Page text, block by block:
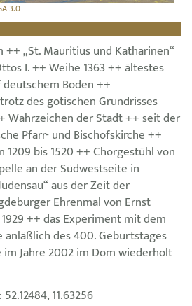
3.0
„St. Mauritius und Katharinen“
I. ++ Weihe 1363 ++ ältestes
Boden ++
des gotischen Grundrisses
Wahrzeichen der Stadt ++ seit der
Pfarr- und Bischofskirche ++
1209 bis 1520 ++ Chorgestühl von
an der Südwestseite in
aus der Zeit der
Ehrenmal von Ernst
++ das Experiment mit dem
anläßlich des 400. Geburtstages
Jahre 2002 im Dom wiederholt
: 52.12484, 11.63256